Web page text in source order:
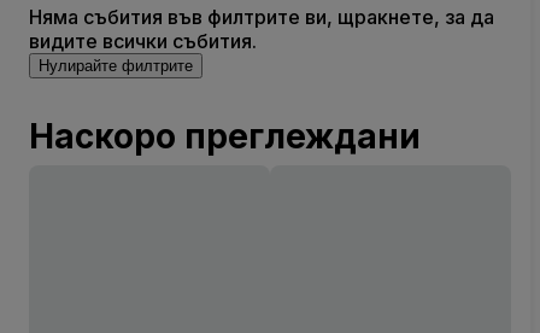
Няма събития във филтрите ви, щракнете, за да
видите всички събития.
Нулирайте филтрите
Наскоро преглеждани